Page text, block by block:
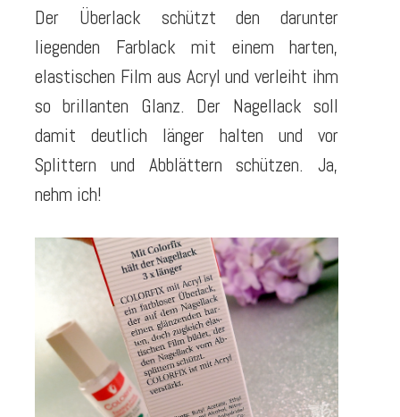
Der Überlack schützt den darunter
liegenden Farblack mit einem harten,
elastischen Film aus Acryl und verleiht ihm
so brillanten Glanz. Der Nagellack soll
damit deutlich länger halten und vor
Splittern und Abblättern schützen. Ja,
nehm ich!